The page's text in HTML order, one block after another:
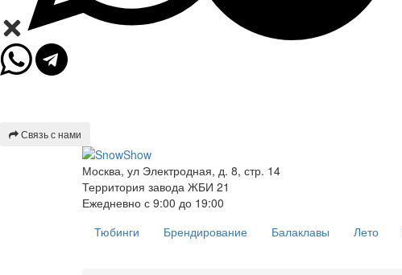
Связь с нами
Москва, ул Электродная, д. 8, стр. 14
Территория завода ЖБИ 21
Ежедневно с 9:00 до 19:00
Тюбинги
Брендирование Балаклавы Лето